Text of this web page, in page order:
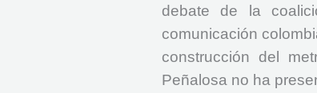
debate de la
comunicación
construcción del
Peñalosa no ha